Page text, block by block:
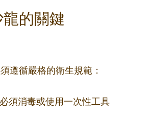
的關鍵
遵循嚴格的衛生規範：
須消毒或使用一次性工具